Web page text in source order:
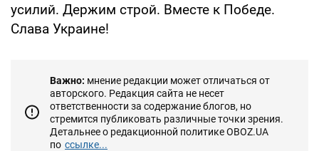
усилий. Держим строй. Вместе к Победе.
Слава Украине!
Важно: мнение редакции может отличаться от
авторского. Редакция сайта не несет
ответственности за содержание блогов, но
стремится публиковать различные точки зрения.
Детальнее о редакционной политике OBOZ.UA
по ссылке...